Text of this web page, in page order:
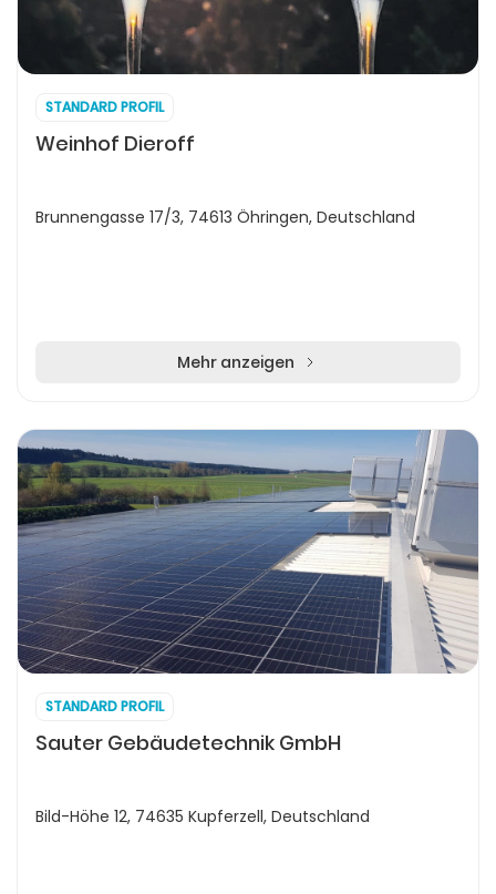
STANDARD PROFIL
Weinhof Dieroff
Brunnengasse 17/3, 74613 Öhringen, Deutschland
Mehr anzeigen
STANDARD PROFIL
Sauter Gebäudetechnik GmbH
Bild-Höhe 12, 74635 Kupferzell, Deutschland